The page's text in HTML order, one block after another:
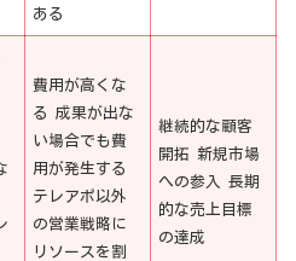
ある
費用が高くな
る 成果が出な
い場合でも費
用が発生する
テレアポ以外
の営業戦略に
リソースを割
継続的な顧客
開拓 新規市場
への参入 長期
的な売上目標
の達成